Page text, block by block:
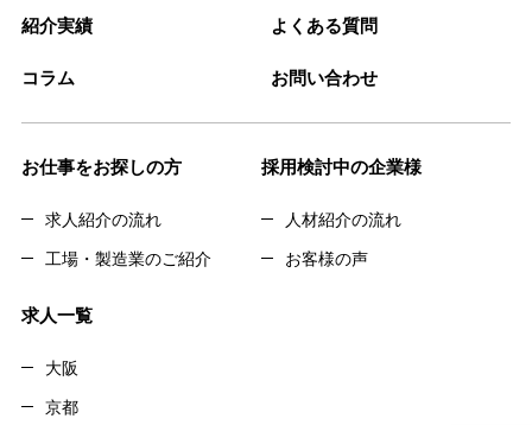
紹介実績 よくある質問
コラム お問い合わせ
お仕事をお探しの方
求人紹介の流れ
工場・製造業のご紹介
採用検討中の企業様
人材紹介の流れ
お客様の声
求人一覧
大阪
京都